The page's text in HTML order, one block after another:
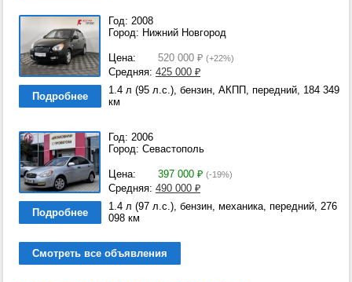
Год: 2008
Город: Нижний Новгород
Цена: 520 000 ₽ (+22%)
Средняя: 425 000 ₽
Подробнее
1.4 л (95 л.с.), бензин, АКПП, передний, 184 349
км
Год: 2006
Город: Севастополь
Цена: 397 000 ₽ (-19%)
Средняя: 490 000 ₽
Подробнее
1.4 л (97 л.с.), бензин, механика, передний, 276
098 км
Смотреть все объявления